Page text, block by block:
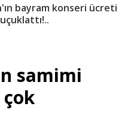
bayram konseri ücreti
samimi